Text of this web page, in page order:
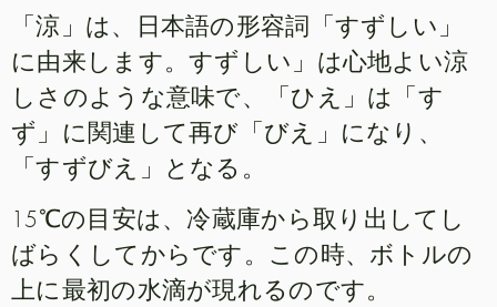
「涼」は、日本語の形容詞「すずしい」
に由来します。すずしい」は心地よい涼
しさのような意味で、「ひえ」は「す
ず」に関連して再び「びえ」になり、
「すずびえ」となる。
15℃の目安は、冷蔵庫から取り出してし
ばらくしてからです。この時、ボトルの
上に最初の水滴が現れるのです。